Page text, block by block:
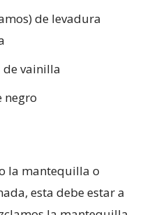
de levadura
de vainilla
negro
la mantequilla o
esta debe estar a